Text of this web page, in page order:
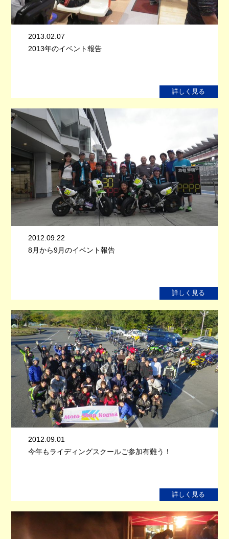
2013.02.07
2013年のイベント報告
詳しく見る
2012.09.22
8月から9月のイベント報告
詳しく見る
2012.09.01
今年もライディングスクールご参加有難う！
詳しく見る